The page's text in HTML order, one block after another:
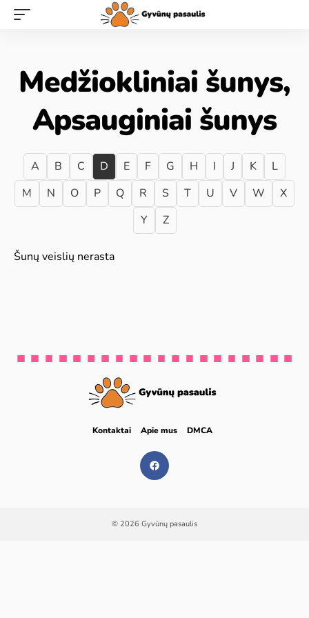
Medžiokliniai šunys,
Apsauginiai šunys
A B C D E F G H I J K
L
M
N O P Q R S T U V W
X
Y
Z
Šunų veislių nerasta
Kontaktai Apie mus DMCA
© 2026 Gyvūnų pasaulis